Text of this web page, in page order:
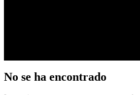
No se ha encontrado